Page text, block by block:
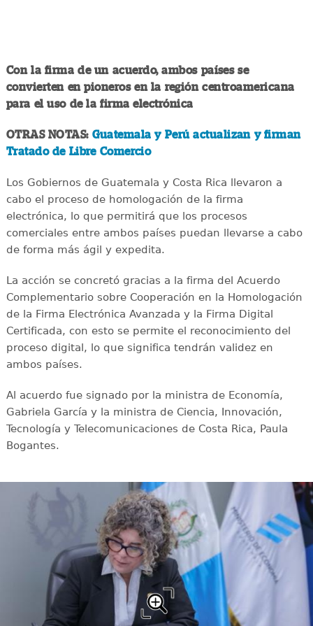
Con la firma de un acuerdo, ambos países se
convierten en pioneros en la región centroamericana
para el uso de la firma electrónica
OTRAS NOTAS:Guatemala y Perú actualizan y firman
Tratado de Libre Comercio
Los Gobiernos de Guatemala y Costa Rica llevaron a
cabo el proceso de homologación de la firma
electrónica, lo que permitirá que los procesos
comerciales entre ambos países puedan llevarse a cabo
de forma más ágil y expedita.
La acción se concretó gracias a la firma del Acuerdo
Complementario sobre Cooperación en la Homologación
de la Firma Electrónica Avanzada y la Firma Digital
Certificada, con esto se permite el reconocimiento del
proceso digital, lo que significa tendrán validez en
ambos países.
Al acuerdo fue signado por la ministra de Economía,
Gabriela García y la ministra de Ciencia, Innovación,
Tecnología y Telecomunicaciones de Costa Rica, Paula
Bogantes.